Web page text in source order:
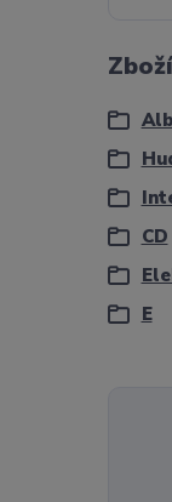
CD
E